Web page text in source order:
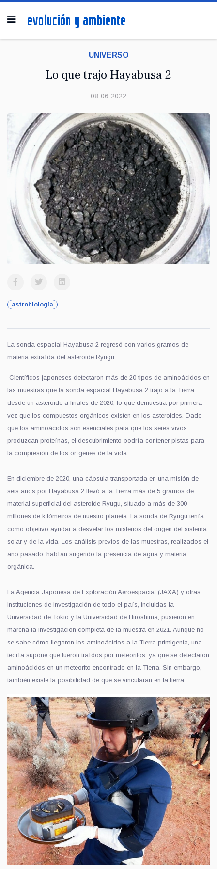
UNIVERSO
Lo que trajo Hayabusa 2
08-06-2022
astrobiología
La sonda espacial Hayabusa 2 regresó con varios gramos de
materia extraída del asteroide Ryugu.
Científicos japoneses detectaron más de 20 tipos de aminoácidos en
las muestras que la sonda espacial Hayabusa 2 trajo a la Tierra
desde un asteroide a finales de 2020, lo que demuestra por primera
vez que los compuestos orgánicos existen en los asteroides. Dado
que los aminoácidos son esenciales para que los seres vivos
produzcan proteínas, el descubrimiento podría contener pistas para
la compresión de los orígenes de la vida.
En diciembre de 2020, una cápsula transportada en una misión de
seis años por Hayabusa 2 llevó a la Tierra más de 5 gramos de
material superficial del asteroide Ryugu, situado a más de 300
millones de kilómetros de nuestro planeta . La sonda de Ryugu tenía
como objetivo ayudar a desvelar los misterios del origen del sistema
solar y de la vida. Los análisis previos de las muestras, realizados el
año pasado, habían sugerido la presencia de agua y materia
orgánica.
La Agencia Japonesa de Exploración Aeroespacial (JAXA) y otras
instituciones de investigación de todo el país, incluidas la
Universidad de Tokio y la Universidad de Hiroshima, pusieron en
marcha la investigación completa de la muestra en 2021. Aunque no
se sabe cómo llegaron los aminoácidos a la Tierra primigenia , una
teoría supone que fueron traídos por meteoritos, ya que se detectaron
aminoácidos en un meteorito encontrado en la Tierra. Sin embargo,
también existe la posibilidad de que se vincularan en la tierra.